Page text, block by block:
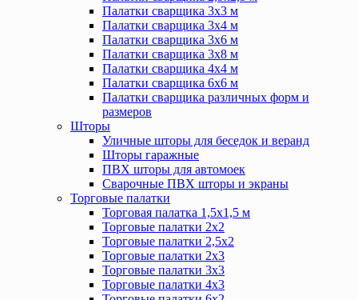
Палатки сварщика 3х3 м
Палатки сварщика 3х4 м
Палатки сварщика 3х6 м
Палатки сварщика 3х8 м
Палатки сварщика 4х4 м
Палатки сварщика 6х6 м
Палатки сварщика различных форм и
размеров
Шторы
Уличные шторы для беседок и веранд
Шторы гаражные
ПВХ шторы для автомоек
Сварочные ПВХ шторы и экраны
Торговые палатки
Торговая палатка 1,5х1,5 м
Торговые палатки 2х2
Торговые палатки 2,5х2
Торговые палатки 2х3
Торговые палатки 3х3
Торговые палатки 4х3